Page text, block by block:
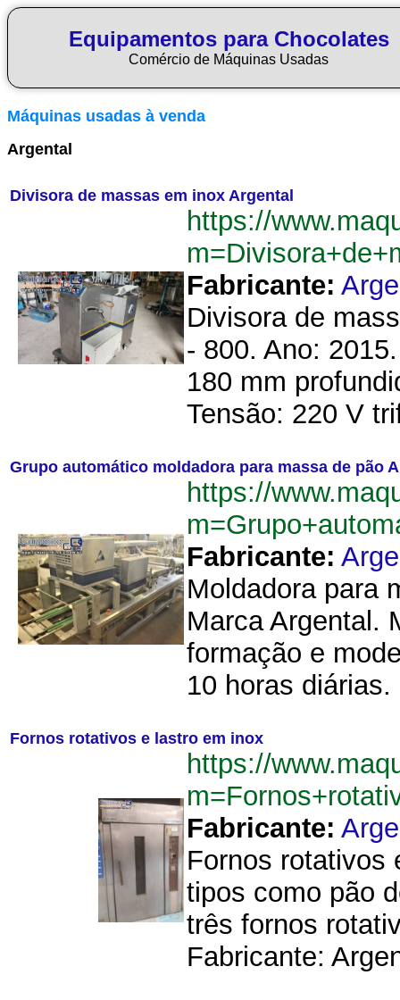
Equipamentos para Chocolates
Comércio de Máquinas Usadas
Máquinas usadas à venda
Argental
Divisora de massas em inox Argental
https://
Fabricante:
Divisora de
- 800. Ano:
180 mm
Tensão: 220 V
Grupo automático moldadora para massa de pão
https://
Fabricante:
Moldadora para
Marca Argental.
formação e
10 horas
Fornos rotativos e lastro em inox
https://
Fabricante:
Fornos rotativos
tipos como pão
três fornos
Fabricante: